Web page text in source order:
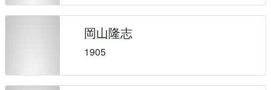
岡山隆志
1905